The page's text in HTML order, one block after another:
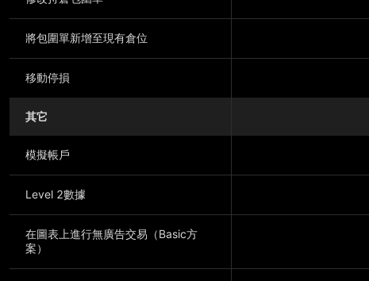
將包圍單新增至現有倉位
移動停損
其它
模擬帳戶
Level 2數據
在圖表上進行無廣告交易（Basic方
案）